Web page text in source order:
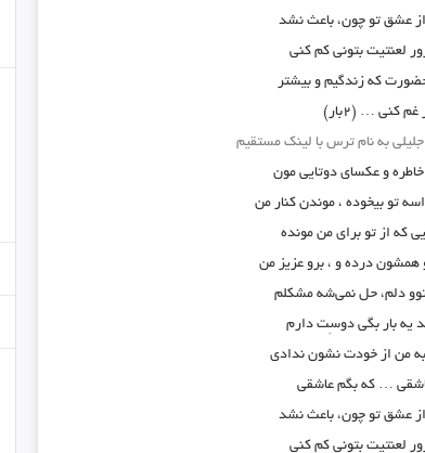
عشق تو چون، باعث نشد
لعنتیت بتونی کم کنی
که زندگیم و بیشتر
کنی … (۲بار)
به نام ترس با لینک مستقیم
خاطره و عکسای دوتایی مون
تو بیخوده ، موندن کنار من
که از تو برای من مونده
همشون درده و ، برو عزیز من
دلم، حل نمی‌شه مشکلم
یه بار بگی دوسِت دارم
به من از خودت نشون ندادی
… که بگم عاشقی
عشق تو چون، باعث نشد
لعنتیت بتونی کم کنی